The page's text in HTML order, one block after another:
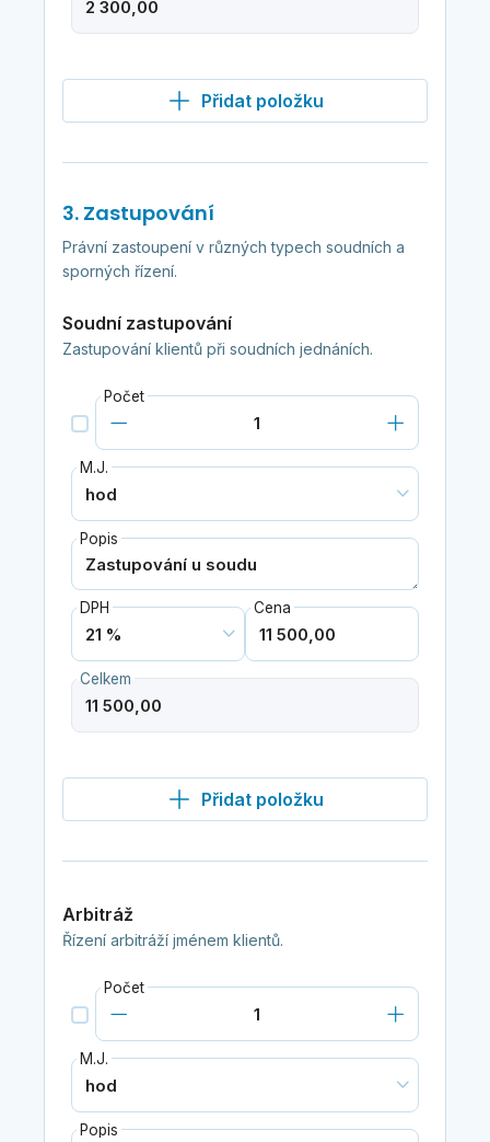
Přidat položku
3. Zastupování
Právní zastoupení v různých typech soudních a
sporných řízení.
Soudní zastupování
Zastupování klientů při soudních jednáních.
Počet
M.J.
Popis
DPH Cena
Celkem
Přidat položku
Arbitráž
Řízení arbitráží jménem klientů.
Počet
M.J.
Popis